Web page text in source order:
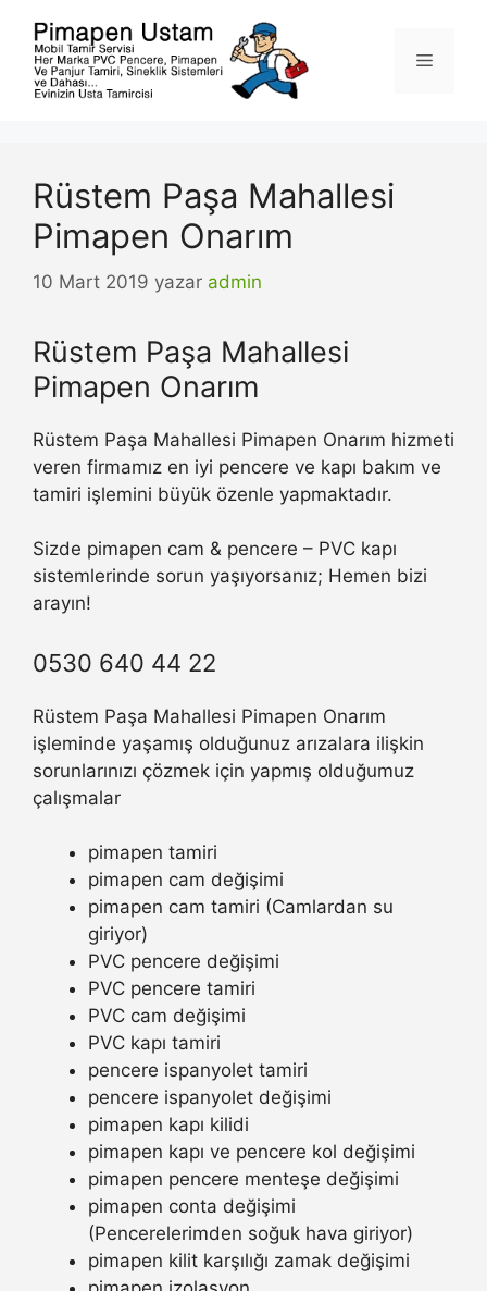
Menü
Rüstem Paşa Mahallesi
Pimapen Onarım
10 Mart 2019 yazar admin
Rüstem Paşa Mahallesi
Pimapen Onarım
Rüstem Paşa Mahallesi Pimapen Onarım hizmeti
veren firmamız en iyi pencere ve kapı bakım ve
tamiri işlemini büyük özenle yapmaktadır.
Sizde pimapen cam & pencere – PVC kapı
sistemlerinde sorun yaşıyorsanız; Hemen bizi
arayın!
0530 640 44 22
Rüstem Paşa Mahallesi Pimapen Onarım
işleminde yaşamış olduğunuz arızalara ilişkin
sorunlarınızı çözmek için yapmış olduğumuz
çalışmalar
pimapen tamiri
pimapen cam değişimi
pimapen cam tamiri (Camlardan su
giriyor)
PVC pencere değişimi
PVC pencere tamiri
PVC cam değişimi
PVC kapı tamiri
pencere ispanyolet tamiri
pencere ispanyolet değişimi
pimapen kapı kilidi
pimapen kapı ve pencere kol değişimi
pimapen pencere menteşe değişimi
pimapen conta değişimi
(Pencerelerimden soğuk hava giriyor)
pimapen kilit karşılığı zamak değişimi